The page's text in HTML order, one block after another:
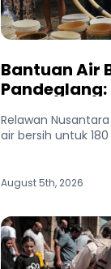
Bantuan Air
Pandeglang:
Terdampak
Relawan
air bersih untuk
August 5th, 2026